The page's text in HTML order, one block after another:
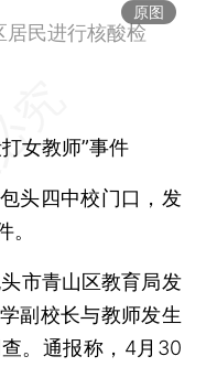
原图
民进行核酸检
女教师”事件
头四中校门口，发
市青山区教育局发
副校长与教师发生
。通报称，4月30